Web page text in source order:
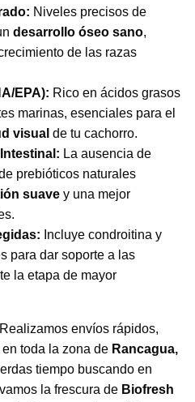
Niveles precisos de
desarrollo óseo sano,
de las razas
EPA): Rico en ácidos grasos
marinas, esenciales para el
visual de tu cachorro.
La ausencia de
prebióticos naturales
suave y una mejor
Incluye condroitina y
para dar soporte a las
la etapa de mayor
envíos rápidos,
toda la zona de Rancagua,
tiempo buscando en
la frescura de Biofresh